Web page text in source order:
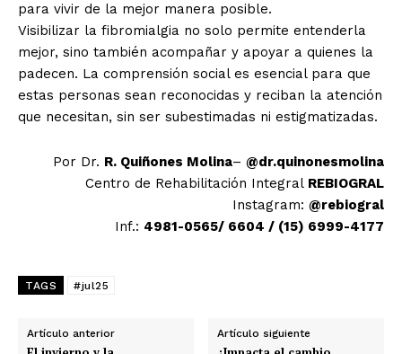
para vivir de la mejor manera posible.
Visibilizar la fibromialgia no solo permite entenderla
mejor, sino también acompañar y apoyar a quienes la
padecen. La comprensión social es esencial para que
estas personas sean reconocidas y reciban la atención
que necesitan, sin ser subestimadas ni estigmatizadas.
Por Dr. R. Quiñones Molina– @dr.quinonesmolina
Centro de Rehabilitación Integral REBIOGRAL
Instagram: @rebiogral
Inf.: 4981-0565/ 6604 / (15) 6999-4177
TAGS #jul25
Artículo anterior Artículo siguiente